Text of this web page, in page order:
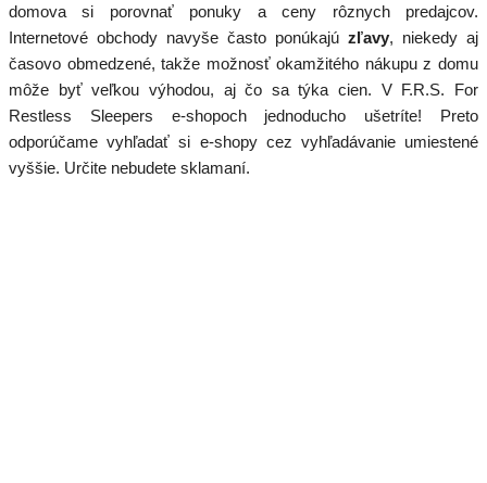
domova si porovnať ponuky a ceny rôznych predajcov.
Internetové obchody navyše často ponúkajú zľavy, niekedy aj
časovo obmedzené, takže možnosť okamžitého nákupu z domu
môže byť veľkou výhodou, aj čo sa týka cien. V F.R.S. For
Restless Sleepers e-shopoch jednoducho ušetríte! Preto
odporúčame vyhľadať si e-shopy cez vyhľadávanie umiestené
vyššie. Určite nebudete sklamaní.